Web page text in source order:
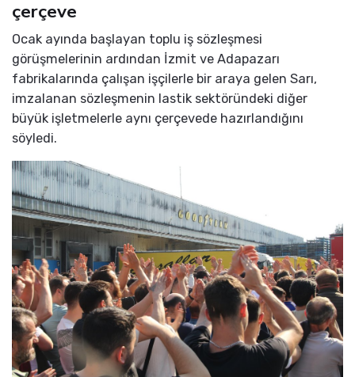
çerçeve
Ocak ayında başlayan toplu iş sözleşmesi
görüşmelerinin ardından İzmit ve Adapazarı
fabrikalarında çalışan işçilerle bir araya gelen Sarı,
imzalanan sözleşmenin lastik sektöründeki diğer
büyük işletmelerle aynı çerçevede hazırlandığını
söyledi.